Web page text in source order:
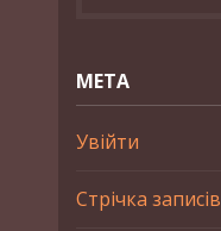
МЕТА
Увійти
Стрічка записів